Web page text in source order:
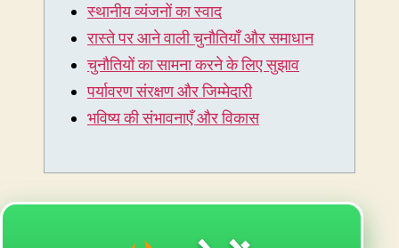
स्थानीय व्यंजनों का स्वाद
रास्ते पर आने वाली चुनौतियाँ और समाधान
चुनौतियों का सामना करने के लिए सुझाव
पर्यावरण संरक्षण और जिम्मेदारी
भविष्य की संभावनाएँ और विकास